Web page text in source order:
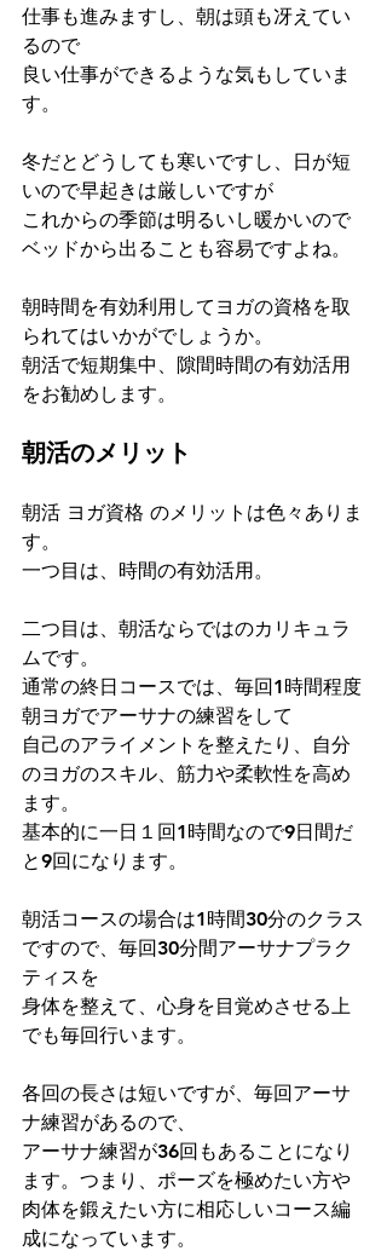
仕事も進みますし、朝は頭も冴えてい
るので
良い仕事ができるような気もしていま
す。
冬だとどうしても寒いですし、日が短
いので早起きは厳しいですが
これからの季節は明るいし暖かいので
ベッドから出ることも容易ですよね。
朝時間を有効利用してヨガの資格を取
られてはいかがでしょうか。
朝活で短期集中、隙間時間の有効活用
をお勧めします。
朝活のメリット
朝活 ヨガ資格 のメリットは色々ありま
す。
一つ目は、時間の有効活用。
二つ目は、朝活ならではのカリキュラ
ムです。
通常の終日コースでは、毎回1時間程度
朝ヨガでアーサナの練習をして
自己のアライメントを整えたり、自分
のヨガのスキル、筋力や柔軟性を高め
ます。
基本的に一日１回1時間なので9日間だ
と9回になります。
朝活コースの場合は1時間30分のクラス
ですので、毎回30分間アーサナプラク
ティスを
身体を整えて、心身を目覚めさせる上
でも毎回行います。
各回の長さは短いですが、毎回アーサ
ナ練習があるので、
アーサナ練習が36回もあることになり
ます。つまり、ポーズを極めたい方や
肉体を鍛えたい方に相応しいコース編
成になっています。